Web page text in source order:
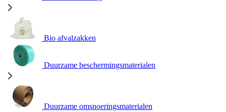
Bio afvalzakken
Duurzame beschermingsmaterialen
Duurzame omsnoeringsmaterialen